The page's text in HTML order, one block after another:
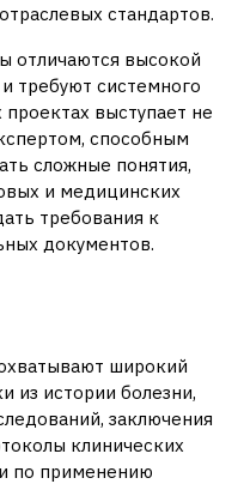
стандартов.
отличаются высокой
требуют системного
выступает не
способным
сложные понятия,
и медицинских
требования к
документов.
широкий
из истории болезни,
заключения
клинических
по применению